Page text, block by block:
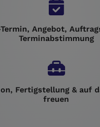
Angebot,
Terminabstimmung
Fertigstellung & auf
freuen